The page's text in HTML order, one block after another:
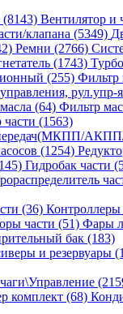
(8143) Вентилятор и
клапана (5349)
Ремни (2766)
(1743)
(255) Фильтр
рул.упр-
(64) Фильтр
(1563)
(1254)
Гидробак части
(36) Контроллеры
части (51) Фары
бак (183)
и резервуары
комплект (68)